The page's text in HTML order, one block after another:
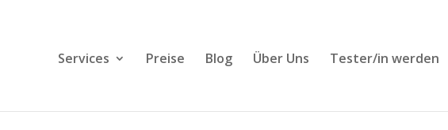
Services Preise Blog Über Uns Tester/in werden